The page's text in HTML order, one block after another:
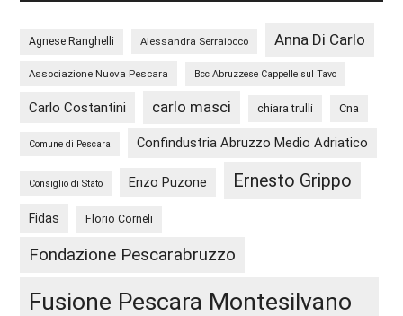
Agnese Ranghelli Alessandra Serraiocco Anna Di Carlo
Associazione Nuova Pescara Bcc Abruzzese Cappelle sul Tavo
Carlo Costantini carlo masci chiara trulli Cna
Comune di Pescara Confindustria Abruzzo Medio Adriatico
Consiglio di Stato Enzo Puzone Ernesto Grippo
Fidas Florio Corneli
Fondazione Pescarabruzzo
Fusione Pescara Montesilvano